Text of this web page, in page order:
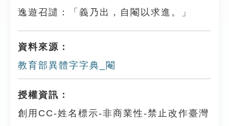
逸遊召譴：「義乃出，自閹以求進。」
資料來源：
教育部異體字字典_閹
授權資訊：
創用CC-姓名標示-非商業性-禁止改作臺灣